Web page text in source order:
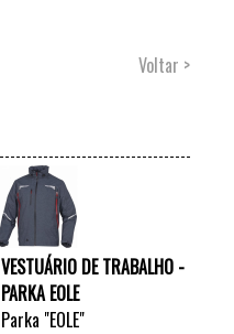
Voltar >
VESTUÁRIO DE TRABALHO -
PARKA EOLE
Parka "EOLE"